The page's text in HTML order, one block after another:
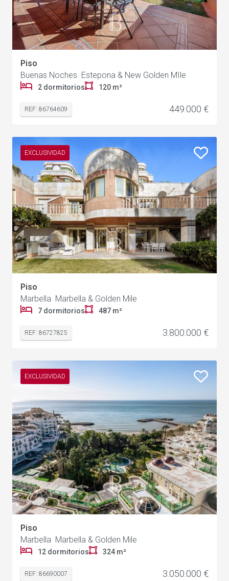
Piso
Buenas Noches Estepona & New Golden MIle
2 dormitorios 120 m²
REF: 86764609 449.000 €
EXCLUSIVIDAD
Piso
Marbella Marbella & Golden Mile
7 dormitorios 487 m²
REF: 86727825 3.800.000 €
EXCLUSIVIDAD
Piso
Marbella Marbella & Golden Mile
12 dormitorios 324 m²
REF: 86690007 3.050.000 €